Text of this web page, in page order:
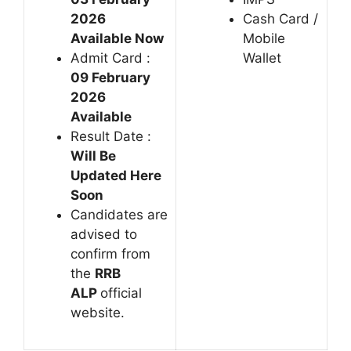
2026
Available Now
Admit Card :
09 February
2026
Available
Result Date :
Will Be
Updated Here
Soon
Candidates are
advised to
confirm from
the RRB
ALP official
website.
Cash Card /
Mobile
Wallet